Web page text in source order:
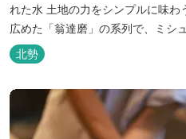
れた水 土地の力をシンプルに味わう 完全自家製粉の手打ち蕎麦
広めた「翁達磨」の系列で、ミシ
鑽を積んだ石垣雄介氏が開業した
自家製粉による二八蕎麦を踏襲し
を実現しました。国産蕎麦の香り
天然の水の力...
北勢